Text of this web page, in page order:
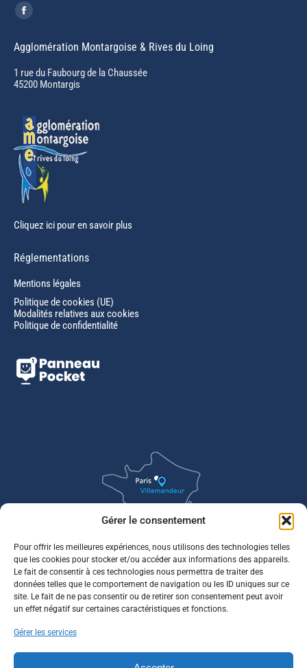
Gérer le consentement
Pour offrir les meilleures expériences, nous utilisons des technologies telles
que les cookies pour stocker et/ou accéder aux informations des appareils.
Le fait de consentir à ces technologies nous permettra de traiter des
données telles que le comportement de navigation ou les ID uniques sur ce
site. Le fait de ne pas consentir ou de retirer son consentement peut avoir
un effet négatif sur certaines caractéristiques et fonctions.
Gérer les services
Trouvez nous sur :
Facebook
opens
in
new
Agglomération Montargoise & Rives du Loing
1 rue du Faubourg de la Chaussée
45200 Montargis
Cliquez ici pour en savoir plus
Réglementations
Mentions légales
Politique de cookies (UE)
Modalités relatives aux cookies
Politique de confidentialité